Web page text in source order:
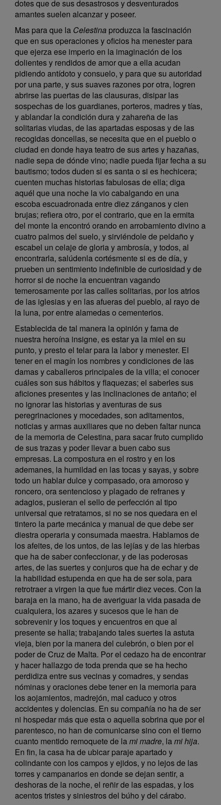
dotes que de sus desastrosos y desventurados
amantes suelen alcanzar y poseer.
Mas para que la Celestina produzca la fascinación
que en sus operaciones y oficios ha menester para
que ejerza ese imperio en la imaginación de los
dolientes y rendidos de amor que a ella acudan
pidiendo antídoto y consuelo, y para que su autoridad
por una parte, y sus suaves razones por otra, logren
abrirse las puertas de las clausuras, disipar las
sospechas de los guardianes, porteros, madres y tías,
y ablandar la condición dura y zahareña de las
solitarias viudas, de las apartadas esposas y de las
recogidas doncellas, se necesita que en el pueblo o
ciudad en donde haya teatro de sus artes y hazañas,
nadie sepa de dónde vino; nadie pueda fijar fecha a su
bautismo; todos duden si es santa o si es hechicera;
cuenten muchas historias fabulosas de ella; diga
aquél que una noche la vio cabalgando en una
escoba escuadronada entre diez zánganos y cien
brujas; refiera otro, por el contrario, que en la ermita
del monte la encontró orando en arrobamiento divino a
cuatro palmos del suelo, y sirviéndole de peldaño y
escabel un celaje de gloria y ambrosía, y todos, al
encontrarla, salúdenla cortésmente si es de día, y
prueben un sentimiento indefinible de curiosidad y de
horror si de noche la encuentran vagando
temerosamente por las calles solitarias, por los atrios
de las iglesias y en las afueras del pueblo, al rayo de
la luna, por entre alamedas o cementerios.
Establecida de tal manera la opinión y fama de
nuestra heroína insigne, es estar ya la miel en su
punto, y presto el telar para la labor y menester. El
tener en el magín los nombres y condiciones de las
damas y caballeros principales de la villa; el conocer
cuáles son sus hábitos y flaquezas; el saberles sus
aficiones presentes y las inclinaciones de antaño; el
no ignorar las historias y aventuras de sus
peregrinaciones y mocedades, son aditamentos,
noticias y armas auxiliares que no deben faltar nunca
de la memoria de Celestina, para sacar fruto cumplido
de sus trazas y poder llevar a buen cabo sus
empresas. La compostura en el rostro y en los
ademanes, la humildad en las tocas y sayas, y sobre
todo un hablar dulce y compasado, ora amoroso y
roncero, ora sentencioso y plagado de refranes y
adagios, pusieran el sello de perfección al tipo
universal que retratamos, si no se nos quedara en el
tintero la parte mecánica y manual de que debe ser
diestra operaria y consumada maestra. Hablamos de
los afeites, de los untos, de las lejías y de las hierbas
que ha de saber confeccionar, y de las poderosas
artes, de las suertes y conjuros que ha de echar y de
la habilidad estupenda en que ha de ser sola, para
retrotraer a virgen la que fue mártir diez veces. Con la
baraja en la mano, ha de averiguar la vida pasada de
cualquiera, los azares y sucesos que le han de
sobrevenir y los toques y encuentros en que al
presente se halla; trabajando tales suertes la astuta
vieja, bien por la manera del culebrón, o bien por el
poder de Cruz de Malta. Por el cedazo ha de encontrar
y hacer hallazgo de toda prenda que se ha hecho
perdidiza entre sus vecinas y comadres, y sendas
nóminas y oraciones debe tener en la memoria para
los aojamientos, madrejón, mal caduco y otros
accidentes y dolencias. En su compañía no ha de ser
ni hospedar más que esta o aquella sobrina que por el
parentesco, no han de comunicarse sino con el tierno
cuanto mentido remoquete de lami madre, lami hija.
En fin, la casa ha de ubicar paraje apartado y
colindante con los campos y ejidos, y no lejos de las
torres y campanarios en donde se dejan sentir, a
deshoras de la noche, el reñir de las espadas, y los
acentos tristes y siniestros del búho y del cárabo.